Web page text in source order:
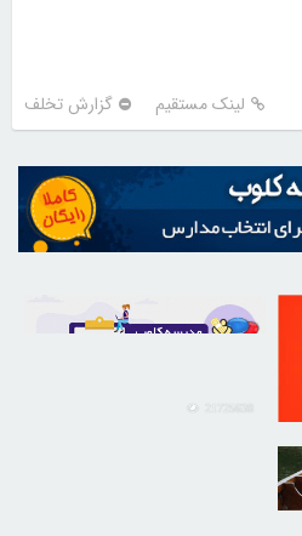
لینک مستقیم گزارش تخلف